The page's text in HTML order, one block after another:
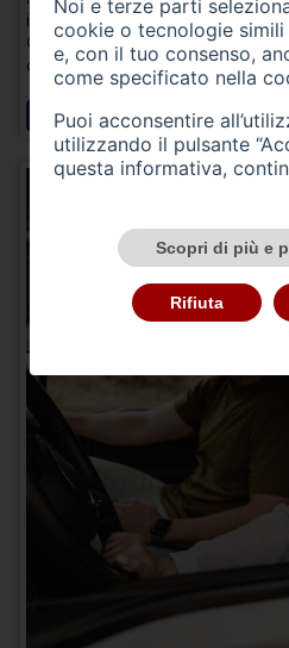
interesse e sarà nostra cura
Cosa aspetti? Siamo qui solo
ogni settore.
Richiedi
Noi e terze parti
cookie o tecnologie
e, con il tuo consenso,
come specificato nella
Puoi acconsentire
utilizzando il pulsante
questa informativa,
Scopri di più e
Rifiuta